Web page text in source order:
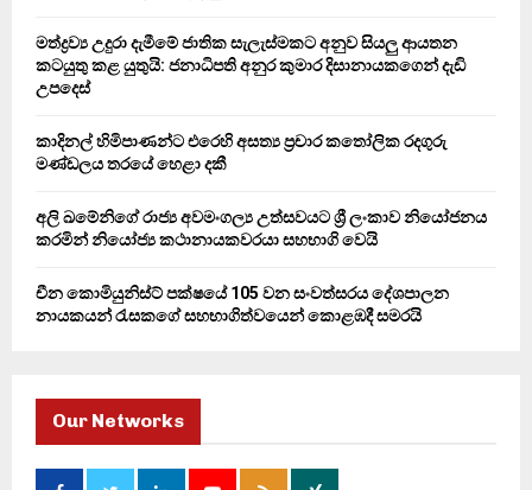
H
මත්ද්‍රව්‍ය උදුරා දැමීමේ ජාතික සැලැස්මකට අනුව සියලු ආයතන
කටයුතු කළ යුතුයි: ජනාධිපති අනුර කුමාර දිසානායකගෙන් දැඩි
උපදෙස්
කාදිනල් හිමිපාණන්ට එරෙහි අසත්‍ය ප්‍රචාර කතෝලික රදගුරු
මණ්ඩලය තරයේ හෙළා දකී
අලි ඛමේනිගේ රාජ්‍ය අවමංගල්‍ය උත්සවයට ශ්‍රී ලංකාව නියෝජනය
කරමින් නියෝජ්‍ය කථානායකවරයා සහභාගි වෙයි
චීන කොමියුනිස්ට් පක්ෂයේ 105 වන සංවත්සරය දේශපාලන
නායකයන් රැසකගේ සහභාගිත්වයෙන් කොළඹදී සමරයි
Our Networks